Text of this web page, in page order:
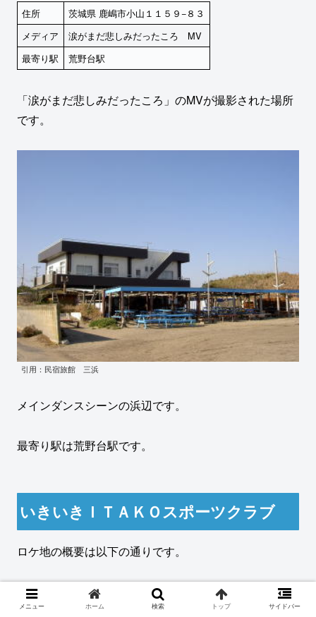
住所
茨城県 鹿嶋市小山１１５９−８３
メディア
涙がまだ悲しみだったころ MV
最寄り駅
荒野台駅
「涙がまだ悲しみだったころ」のMVが撮影された場所
です。
引用：民宿旅館 三浜
メインダンスシーンの浜辺です。
最寄り駅は荒野台駅です。
いきいきＩＴＡＫＯスポーツクラブ
ロケ地の概要は以下の通りです。
住所 茨城県 潮来市島須７３３
メニュー ホーム 検索 トップ サイドバー